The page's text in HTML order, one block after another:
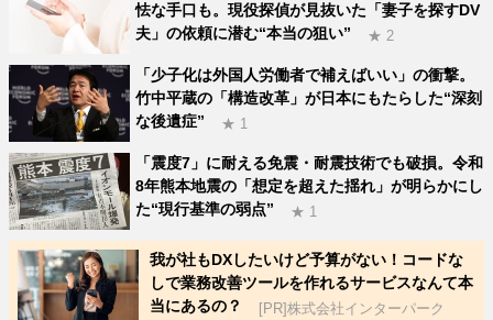
怯な手口も。現役探偵が見抜いた「妻子を探すDV
夫」の依頼に潜む“本当の狙い”
★ 2
「少子化は外国人労働者で補えばいい」の衝撃。
竹中平蔵の「構造改革」が日本にもたらした“深刻
な後遺症”
★ 1
「震度7」に耐える免震・耐震技術でも破損。令和
8年熊本地震の「想定を超えた揺れ」が明らかにし
た“現行基準の弱点”
★ 1
我が社もDXしたいけど予算がない！コードな
しで業務改善ツールを作れるサービスなんて本
当にあるの？
[PR]株式会社インターパーク